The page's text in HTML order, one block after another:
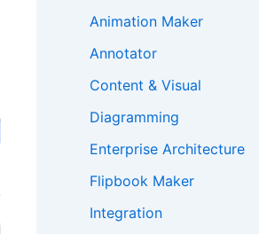
Animation Maker
Annotator
Content & Visual
Diagramming
Enterprise Architecture
Flipbook Maker
Integration